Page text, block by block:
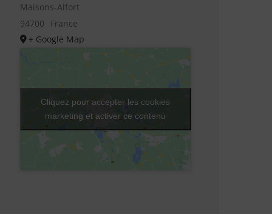
Maisons-Alfort
94700
France
+ Google Map
Cliquez pour accepter les cookies
marketing et activer ce contenu